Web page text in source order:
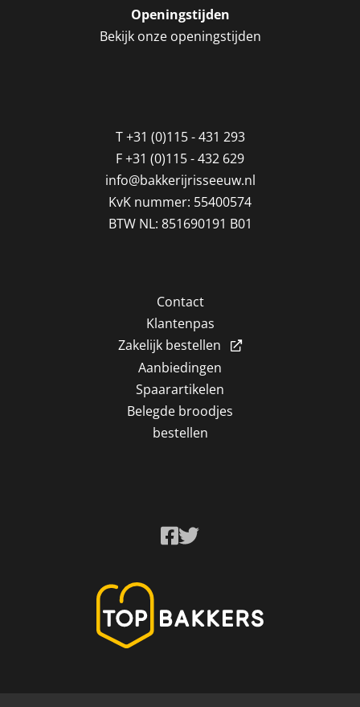
Openingstijden
Bekijk onze openingstijden
T+31 (0)115 - 431 293
F+31 (0)115 - 432 629
info@bakkerijrisseeuw.nl
KvK nummer: 55400574
BTW NL: 851690191 B01
Contact
Klantenpas
Zakelijk bestellen
Aanbiedingen
Spaarartikelen
Belegde broodjes
bestellen